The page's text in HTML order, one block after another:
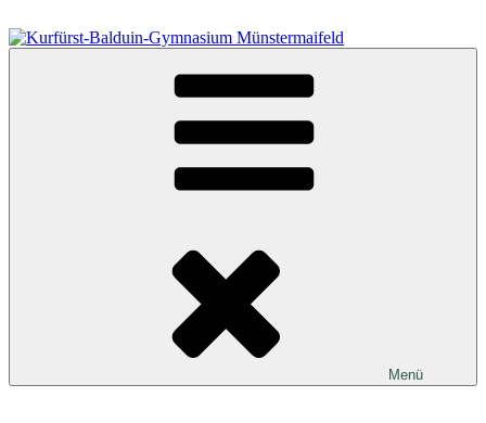
Inhalt
springen
Kurfürst-Balduin-Gymnasium Münstermaifeld
Menü